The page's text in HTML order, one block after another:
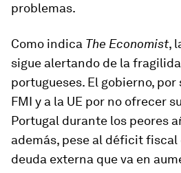
problemas.
Como indica The Economist,
sigue alertando de la
portugueses. El gobierno,
FMI y a la UE por no ofrecer
Portugal durante los peores
además, pese al déficit
deuda externa que va en